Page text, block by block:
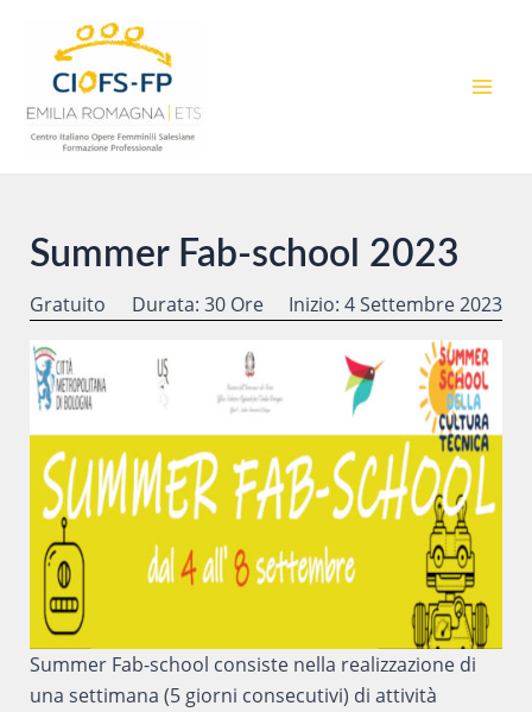
contenuto
Summer Fab-school 2023
Gratuito Durata: 30 Ore Inizio: 4 Settembre 2023
Summer Fab-school consiste nella realizzazione di
una settimana (5 giorni consecutivi) di attività